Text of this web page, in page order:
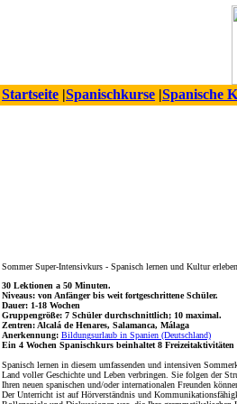
Startseite |Spanischkurse |Spanische
Sommer Super-Intensivkurs - Spanisch lernen und Kultur erleben
30 Lektionen a 50 Minuten.
Niveaus: von Anfänger bis weit fortgeschrittene Schüler.
Dauer: 1-18 Wochen
Gruppengröße: 7 Schüler durchschnittlich; 10 maximal.
Zentren: Alcalá de Henares, Salamanca, Málaga
Anerkennung: Bildungsurlaub in Spanien (Deutschland)
Ein 4 Wochen Spanischkurs beinhaltet 8
Spanisch lernen in diesem umfassenden und intensiven
Land voller Geschichte und Leben verbringen. Sie folgen der
Ihren neuen spanischen und/oder internationalen Freunden
Der Unterricht ist auf Hörverständnis und